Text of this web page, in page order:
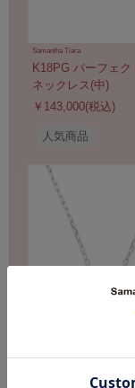
Samantha Tiara
K18PG パーフェク
ネックレス(中)
￥143,000(税込)
人気商品
Samantha Tiara
K18 WG 一粒ダイ